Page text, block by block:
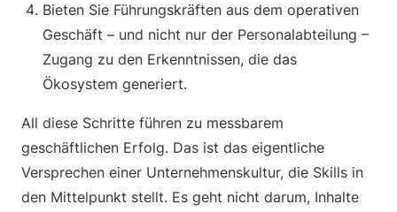
Bieten Sie Führungskräften aus dem operativen
Geschäft – und nicht nur der Personalabteilung –
Zugang zu den Erkenntnissen, die das
Ökosystem generiert.
All diese Schritte führen zu messbarem
geschäftlichen Erfolg. Das ist das eigentliche
Versprechen einer Unternehmenskultur, die Skills in
den Mittelpunkt stellt. Es geht nicht darum, Inhalte